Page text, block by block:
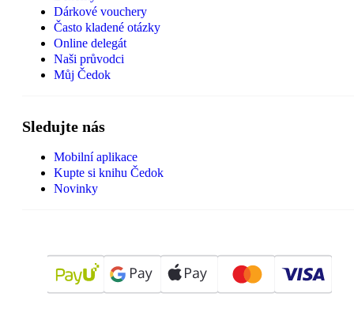
Dárkové vouchery
Často kladené otázky
Online delegát
Naši průvodci
Můj Čedok
Sledujte nás
Mobilní aplikace
Kupte si knihu Čedok
Novinky